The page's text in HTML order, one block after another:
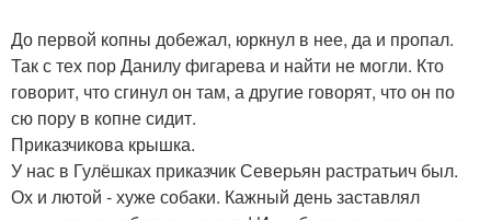
До первой копны добежал, юркнул в нее, да и пропал.
Так с тех пор Данилу фигарева и найти не могли. Кто
говорит, что сгинул он там, а другие говорят, что он по
сю пору в копне сидит.
Приказчикова крышка.
У нас в Гулёшках приказчик Северьян растратьич был.
Ох и лютой - хуже собаки. Кажный день заставлял